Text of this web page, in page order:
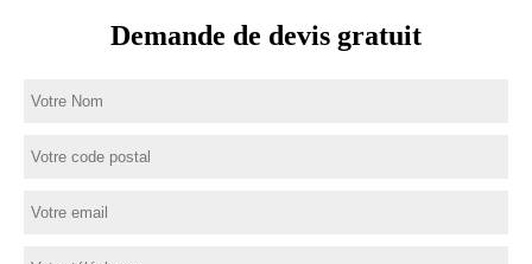
Demande de devis gratuit